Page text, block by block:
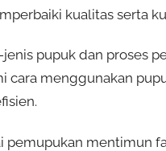
kualitas serta
pupuk dan proses
menggunakan
pemupukan mentimun